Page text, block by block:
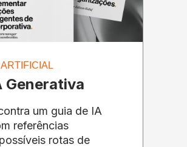
Generativa
um guia de IA
referências
rotas de